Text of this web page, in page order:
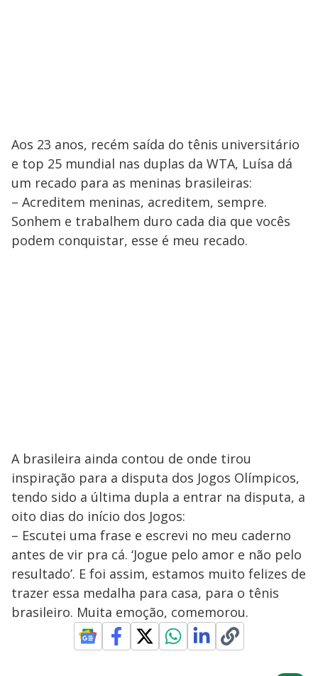
Aos 23 anos, recém saída do tênis universitário
e top 25 mundial nas duplas da WTA, Luísa dá
um recado para as meninas brasileiras:
– Acreditem meninas, acreditem, sempre.
Sonhem e trabalhem duro cada dia que vocês
podem conquistar, esse é meu recado.
A brasileira ainda contou de onde tirou
inspiração para a disputa dos Jogos Olímpicos,
tendo sido a última dupla a entrar na disputa, a
oito dias do início dos Jogos:
– Escutei uma frase e escrevi no meu caderno
antes de vir pra cá. ‘Jogue pelo amor e não pelo
resultado’. E foi assim, estamos muito felizes de
trazer essa medalha para casa, para o tênis
brasileiro. Muita emoção, comemorou.